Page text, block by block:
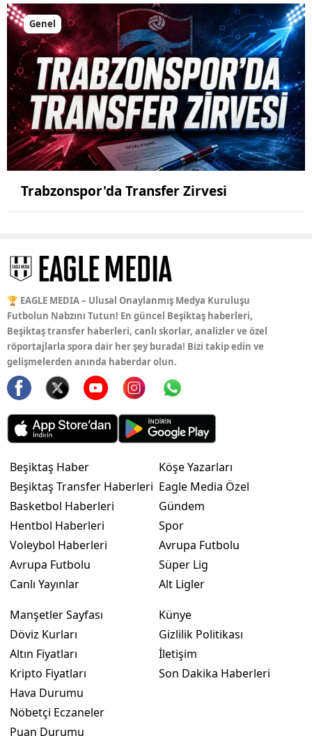
Genel
Trabzonspor'da Transfer Zirvesi
🏆 EAGLE MEDIA – Ulusal Onaylanmış Medya Kuruluşu
Futbolun Nabzını Tutun! En güncel Beşiktaş haberleri,
Beşiktaş transfer haberleri, canlı skorlar, analizler ve özel
röportajlarla spora dair her şey burada! Bizi takip edin ve
gelişmelerden anında haberdar olun.
Beşiktaş Haber
Beşiktaş Transfer Haberleri
Basketbol Haberleri
Hentbol Haberleri
Voleybol Haberleri
Avrupa Futbolu
Canlı Yayınlar
Köşe Yazarları
Eagle Media Özel
Gündem
Spor
Avrupa Futbolu
Süper Lig
Alt Ligler
Manşetler Sayfası
Döviz Kurları
Altın Fiyatları
Kripto Fiyatları
Hava Durumu
Nöbetçi Eczaneler
Puan Durumu
Künye
Gizlilik Politikası
İletişim
Son Dakika Haberleri